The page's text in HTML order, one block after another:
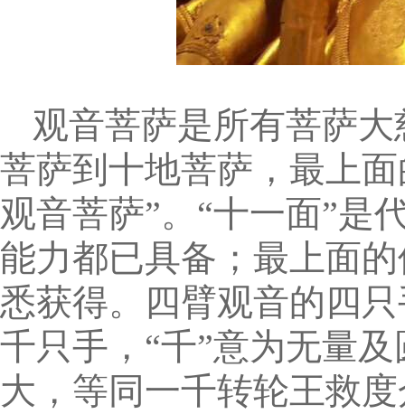
观音菩萨是所有菩萨
菩萨到十地菩萨，最上
观音菩萨”。“十一面”是
能力都已具备；最上面
悉获得。四臂观音的四
千只手，“千”意为无量
大，等同一千转轮王救